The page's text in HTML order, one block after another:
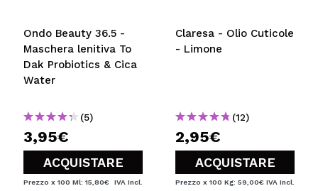
Ondo Beauty 36.5 -
Maschera lenitiva To
Dak Probiotics & Cica
Water
(5)
3,95€
ACQUISTARE
Prezzo x 100 Ml: 15,80€ IVA Incl.
Claresa - Olio Cuticole
- Limone
(12)
2,95€
ACQUISTARE
Prezzo x 100 Kg: 59,00€ IVA Incl.